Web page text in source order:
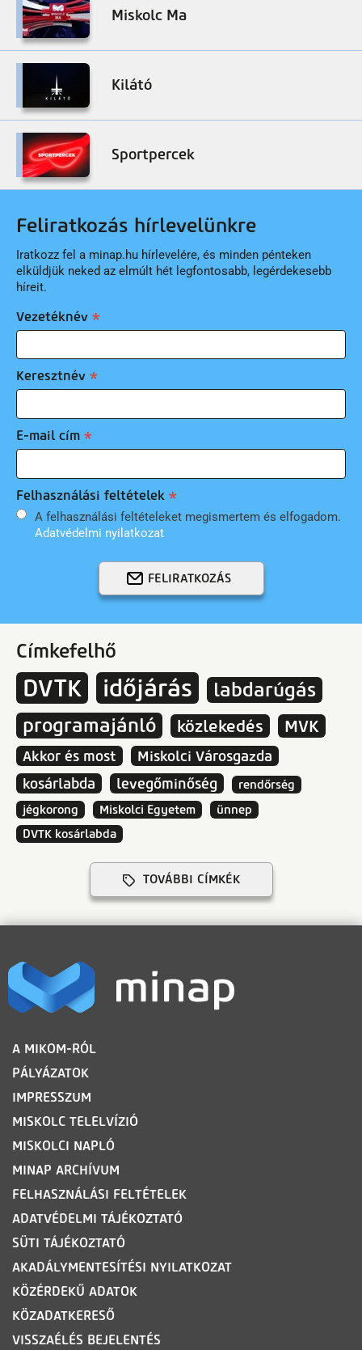
Miskolc Ma
Kilátó
Sportpercek
Feliratkozás hírlevelünkre
Iratkozz fel a minap.hu hírlevelére, és minden pénteken
elküldjük neked az elmúlt hét legfontosabb, legérdekesebb
híreit.
Vezetéknév
Keresztnév
E-mail cím
Felhasználási feltételek
A felhasználási feltételeket megismertem és elfogadom.
Adatvédelmi nyilatkozat
FELIRATKOZÁS
Címkefelhő
DVTK időjárás
labdarúgás
programajánló
közlekedés MVK
Akkor és most
Miskolci Városgazda
kosárlabda
levegőminőség
rendőrség
jégkorong
Miskolci Egyetem
ünnep
DVTK kosárlabda
TOVÁBBI CÍMKÉK
LÁBLÉC
A MIKOM-RÓL
PÁLYÁZATOK
IMPRESSZUM
MISKOLC TELELVÍZIÓ
MISKOLCI NAPLÓ
MINAP ARCHÍVUM
FELHASZNÁLÁSI FELTÉTELEK
ADATVÉDELMI TÁJÉKOZTATÓ
SÜTI TÁJÉKOZTATÓ
AKADÁLYMENTESÍTÉSI NYILATKOZAT
KÖZÉRDEKŰ ADATOK
KÖZADATKERESŐ
VISSZAÉLÉS BEJELENTÉS